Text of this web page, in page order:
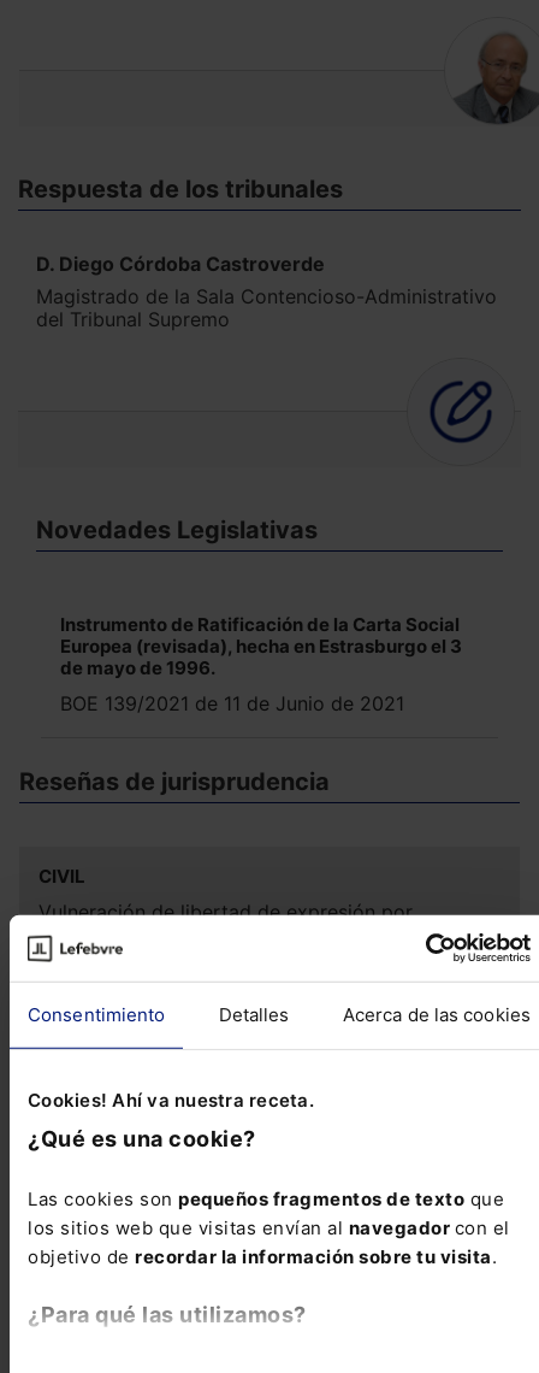
Consentimiento Detalles Acerca de las cookies
Cookies! Ahí va nuestra receta.
¿Qué es una cookie?
Las cookies son pequeños fragmentos de texto que
los sitios web que visitas envían al navegador con el
objetivo de recordar la información sobre tu visita.
¿Para qué las utilizamos?
Respuesta de los tribunales
D. Diego Córdoba Castroverde
Magistrado de la Sala Contencioso-Administrativo
del Tribunal Supremo
Novedades Legislativas
Instrumento de Ratificación de la Carta Social
Europea (revisada), hecha en Estrasburgo el 3
de mayo de 1996.
BOE 139/2021 de 11 de Junio de 2021
Reseñas de jurisprudencia
CIVIL
Vulneración de libertad de expresión por
manifestaciones en Twitter contra una persona
jurídica
PENAL
Intimidación de una menor a través de las redes
ADMINISTRATIVO
Coste del cambio del contador de gas no
imputable al consumidor aun habiendo sido